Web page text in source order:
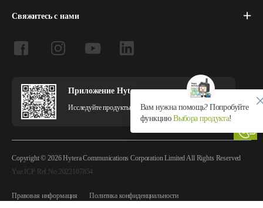
Свяжитесь с нами
Приложение Hytera
Исследуйте продукты и решения Hytera в приложении.
Copyright © 2026 Hytera Communications Corporation Limited All Rights Reserved
Yue ICP Ref.No.2022107854
Правовая информация
Политика конфиденциальности
Вам нужна помощь? Попробуйте
функциюВыбора продукта!